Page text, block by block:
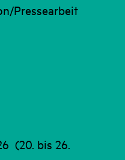
Pressearbeit
(20. bis 26.